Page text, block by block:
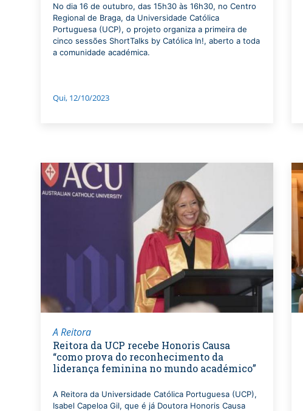
No dia 16 de outubro, das 15h30 às 16h30, no Centro
Regional de Braga, da Universidade Católica
Portuguesa (UCP), o projeto organiza a primeira de
cinco sessões ShortTalks by Católica In!, aberto a toda
a comunidade académica.
Qui, 12/10/2023
A Reitora
Reitora da UCP recebe Honoris Causa
“como prova do reconhecimento da
liderança feminina no mundo académico”
A Reitora da Universidade Católica Portuguesa (UCP),
Isabel Capeloa Gil, que é já Doutora Honoris Causa